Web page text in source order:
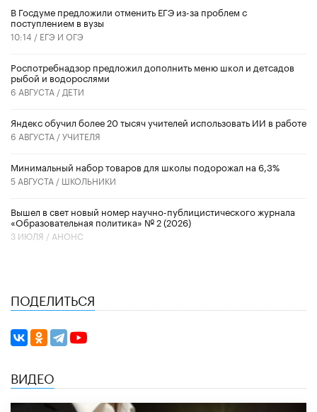
В Госдуме предложили отменить ЕГЭ из-за проблем с
поступлением в вузы
10:14 / ЕГЭ И ОГЭ
Роспотребнадзор предложил дополнить меню школ и детсадов
рыбой и водорослями
6 АВГУСТА / ДЕТИ
​Яндекс обучил более 20 тысяч учителей использовать ИИ в работе
6 АВГУСТА /УЧИТЕЛЯ
Минимальный набор товаров для школы подорожал на 6,3%
5 АВГУСТА / ШКОЛЬНИКИ
Вышел в свет новый номер научно-публицистического журнала
«Образовательная политика» № 2 (2026)
3 ИЮЛЯ / АНОНС
ПОДЕЛИТЬСЯ
ВИДЕО